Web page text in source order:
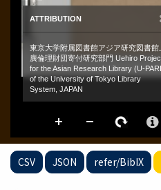
CSV JSON refer/BibIX